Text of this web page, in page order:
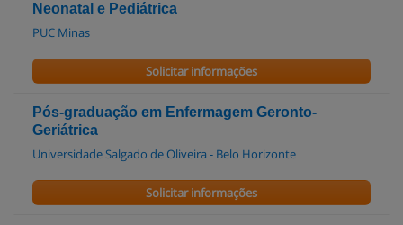
Neonatal e Pediátrica
PUC Minas
Solicitar informações
Pós-graduação em Enfermagem Geronto-
Geriátrica
Universidade Salgado de Oliveira - Belo Horizonte
Solicitar informações